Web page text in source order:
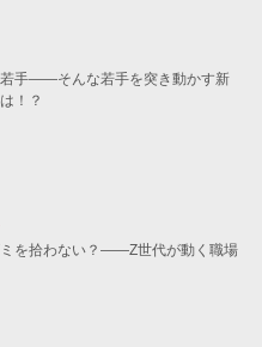
手――そんな若手を突き動かす新
！？
を拾わない？――Z世代が動く職場